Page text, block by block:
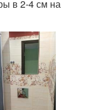
в 2-4 см на